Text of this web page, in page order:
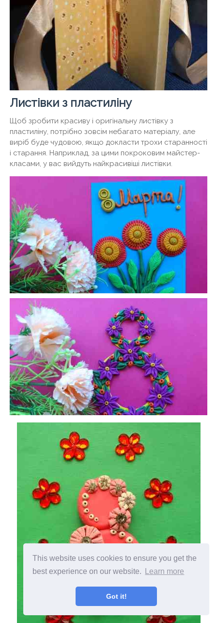
This website uses cookies to ensure you get the
best experience on our website.
Learn more
Got it!
Листівки з пластиліну
Щоб зробити красиву і оригінальну листівку з
пластиліну, потрібно зовсім небагато матеріалу, але
виріб буде чудовою, якщо докласти трохи старанності
і старання. Наприклад, за цими покроковим майстер-
класами, у вас вийдуть найкрасивіші листівки.